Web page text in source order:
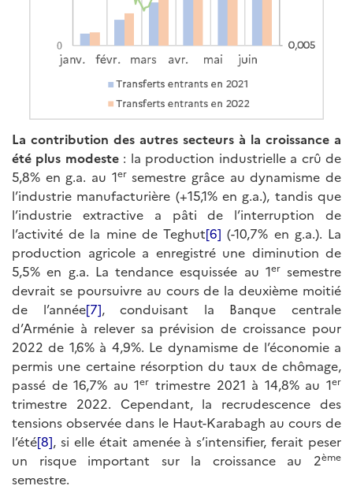
La contribution des autres secteurs à la croissance a
été plus modeste: la production industrielle a crû de
5,8% en g.a. au 1ersemestre grâce au dynamisme de
l’industrie manufacturière (+15,1% en g.a.), tandis que
l’industrie extractive a pâti de l’interruption de
l’activité de la mine de Teghut[6] (-10,7% en g.a.). La
production agricole a enregistré une diminution de
5,5% en g.a. La tendance esquissée au 1ersemestre
devrait se poursuivre au cours de la deuxième moitié
de l’année[7], conduisant la Banque centrale
d’Arménie à relever sa prévision de croissance pour
2022 de 1,6% à 4,9%. Le dynamisme de l’économie a
permis une certaine résorption du taux de chômage,
passé de 16,7% au 1er trimestre 2021 à 14,8% au 1er
trimestre 2022. Cependant, la recrudescence des
tensions observée dans le Haut-Karabagh au cours de
l’été[8], si elle était amenée à s’intensifier, ferait peser
un risque important sur la croissance au 2ème
semestre.